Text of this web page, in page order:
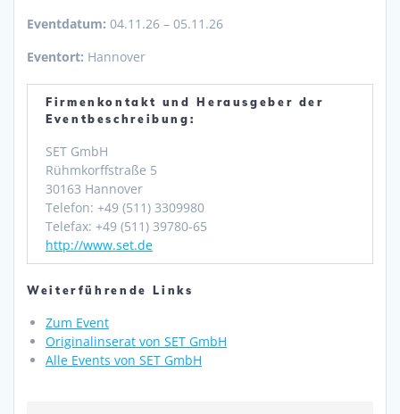
Eventdatum: 04.11.26 – 05.11.26
Eventort: Hannover
Firmenkontakt und Herausgeber der
Eventbeschreibung:
SET GmbH
Rühmkorffstraße 5
30163 Hannover
Telefon: +49 (511) 3309980
Telefax: +49 (511) 39780-65
http://www.set.de
Weiterführende Links
Zum Event
Originalinserat von SET GmbH
Alle Events von SET GmbH